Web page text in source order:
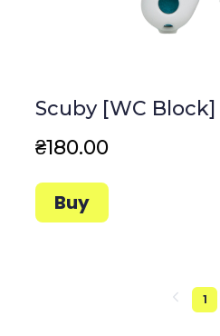
Scuby [WC Block]
₴180.00
Buy
1